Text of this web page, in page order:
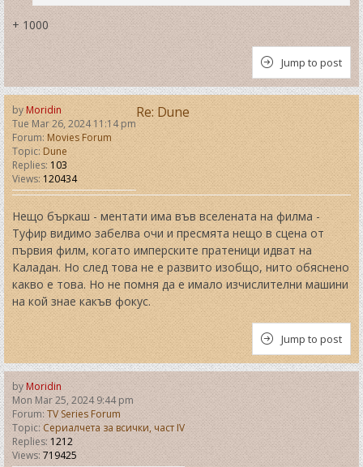
+ 1000
Jump to post
byMoridin
Tue Mar 26, 2024 11:14 pm
Forum:Movies Forum
Topic:Dune
Replies: 103
Views:120434
Re: Dune
Нещо бъркаш - ментати има във вселената на филма -
Туфир видимо забелва очи и пресмята нещо в сцена от
първия филм, когато имперските пратеници идват на
Каладан. Но след това не е развито изобщо, нито обяснено
какво е това. Но не помня да е имало изчислителни машини
на кой знае какъв фокус.
Jump to post
byMoridin
Mon Mar 25, 2024 9:44 pm
Forum:TV Series Forum
Topic:Сериалчета за всички, част IV
Replies:1212
Views:719425